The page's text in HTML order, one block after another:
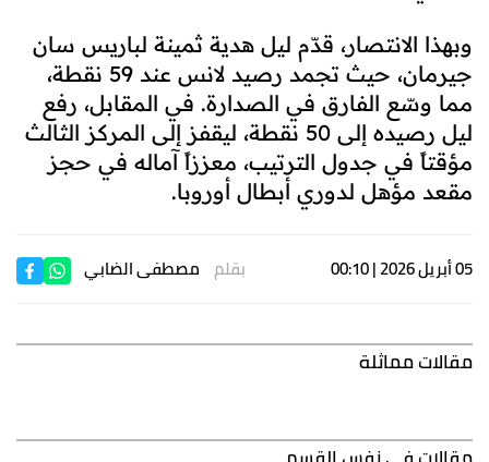
وبهذا الانتصار، قدّم ليل هدية ثمينة لباريس سان
جيرمان، حيث تجمد رصيد لانس عند 59 نقطة،
مما وسّع الفارق في الصدارة. في المقابل، رفع
ليل رصيده إلى 50 نقطة، ليقفز إلى المركز الثالث
مؤقتاً في جدول الترتيب، معززاً آماله في حجز
مقعد مؤهل لدوري أبطال أوروبا.
05 أبريل 2026 | 00:10 بقلم مصطفى الضابي
مقالات مماثلة